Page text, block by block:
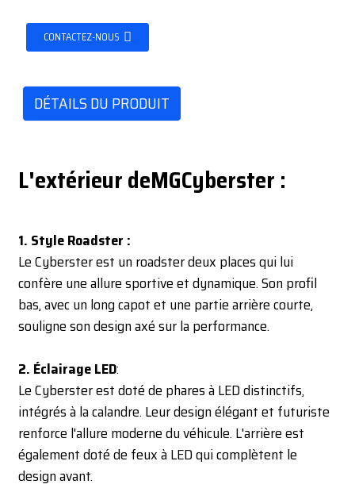
CONTACTEZ-NOUS
DÉTAILS DU PRODUIT
L'extérieur deMGCyberster :
1. Style Roadster :
Le Cyberster est un roadster deux places qui lui
confère une allure sportive et dynamique. Son profil
bas, avec un long capot et une partie arrière courte,
souligne son design axé sur la performance.
2. Éclairage LED:
Le Cyberster est doté de phares à LED distinctifs,
intégrés à la calandre. Leur design élégant et futuriste
renforce l'allure moderne du véhicule. L'arrière est
également doté de feux à LED qui complètent le
design avant.